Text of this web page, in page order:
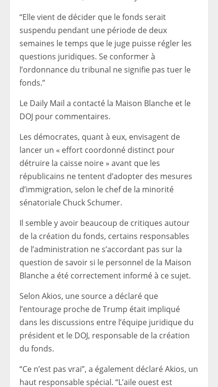
“Elle vient de décider que le fonds serait
suspendu pendant une période de deux
semaines le temps que le juge puisse régler les
questions juridiques. Se conformer à
l’ordonnance du tribunal ne signifie pas tuer le
fonds.”
Le Daily Mail a contacté la Maison Blanche et le
DOJ pour commentaires.
Les démocrates, quant à eux, envisagent de
lancer un « effort coordonné distinct pour
détruire la caisse noire » avant que les
républicains ne tentent d’adopter des mesures
d’immigration, selon le chef de la minorité
sénatoriale Chuck Schumer.
Il semble y avoir beaucoup de critiques autour
de la création du fonds, certains responsables
de l’administration ne s’accordant pas sur la
question de savoir si le personnel de la Maison
Blanche a été correctement informé à ce sujet.
Selon Akios, une source a déclaré que
l’entourage proche de Trump était impliqué
dans les discussions entre l’équipe juridique du
président et le DOJ, responsable de la création
du fonds.
“Ce n’est pas vrai”, a également déclaré Akios, un
haut responsable spécial. “L’aile ouest est